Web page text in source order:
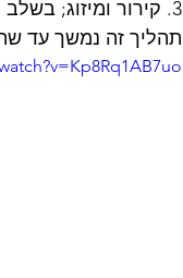
תהליך זה נמשך עד